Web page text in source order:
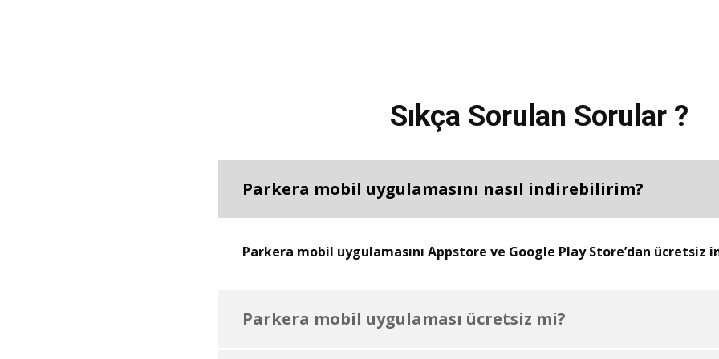
Sıkça Sorulan Sorular ?
Parkera mobil uygulamasını nasıl indirebilirim?
Parkera mobil uygulamasını Appstore ve Google Play Store’dan ücretsiz
Parkera mobil uygulaması ücretsiz mi?